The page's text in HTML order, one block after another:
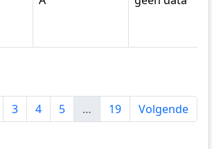
3 4 5 … 19 Volgende